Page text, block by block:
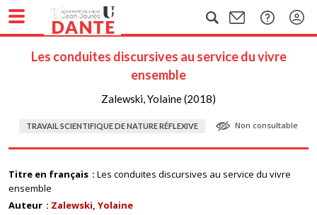
Les conduites discursives au service du vivre
ensemble
Zalewski, Yolaine (2018)
TRAVAIL SCIENTIFIQUE DE NATURE RÉFLEXIVE Non consultable
Titre en français
Les conduites discursives au service du vivre
ensemble
Auteur
Zalewski, Yolaine